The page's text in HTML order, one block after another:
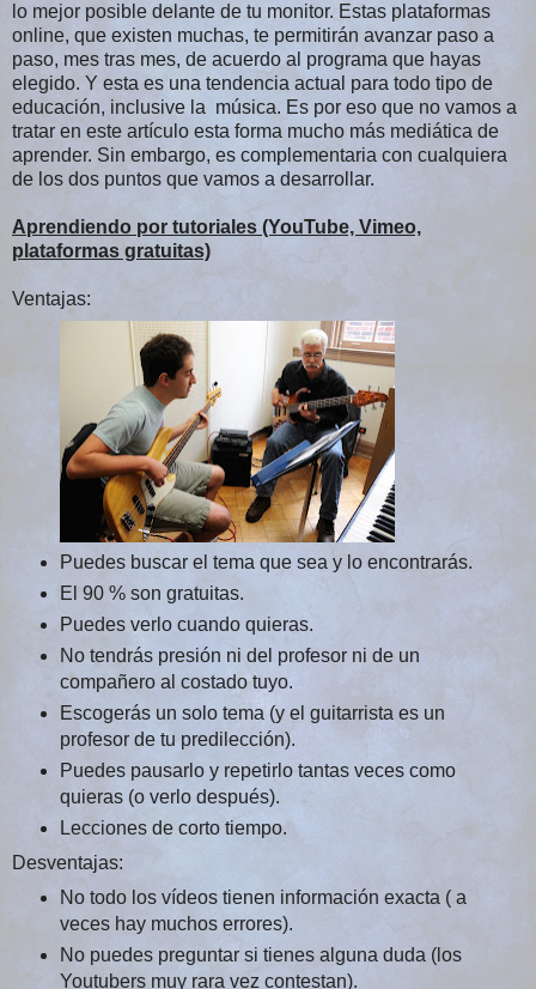
lo mejor posible delante de tu monitor. Estas plataformas
online, que existen muchas, te permitirán avanzar paso a
paso, mes tras mes, de acuerdo al programa que hayas
elegido. Y esta es una tendencia actual para todo tipo de
educación, inclusive la música. Es por eso que no vamos a
tratar en este artículo esta forma mucho más mediática de
aprender. Sin embargo, es complementaria con cualquiera
de los dos puntos que vamos a desarrollar.
Aprendiendo por tutoriales (YouTube, Vimeo,
plataformas gratuitas)
Ventajas:
Puedes buscar el tema que sea y lo encontrarás.
El 90 % son gratuitas.
Puedes verlo cuando quieras.
No tendrás presión ni del profesor ni de un
compañero al costado tuyo.
Escogerás un solo tema (y el guitarrista es un
profesor de tu predilección).
Puedes pausarlo y repetirlo tantas veces como
quieras (o verlo después).
Lecciones de corto tiempo.
Desventajas:
No todo los vídeos tienen información exacta ( a
veces hay muchos errores).
No puedes preguntar si tienes alguna duda (los
Youtubers muy rara vez contestan).